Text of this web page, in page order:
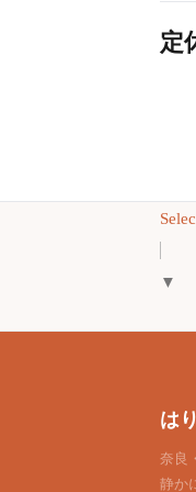
定
▼
は
奈良
静か